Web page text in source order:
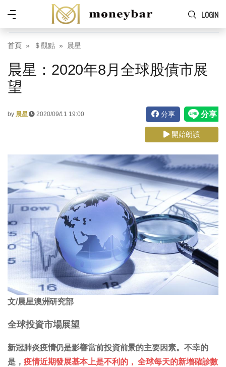
Skip to main content
LOGIN
功
能
表
首頁 ＄觀點 晨星
晨星：2020年8月全球股債市展
望
by 晨星 2020/09/11 19:00 分享
開始朗讀
文/晨星澳洲研究部
全球投資市場展望
新冠肺炎疫情仍是影響當前投資前景的主要因素。不幸的
是， 疫情近期發展基本上是不利的， 全球每天的新增確診數